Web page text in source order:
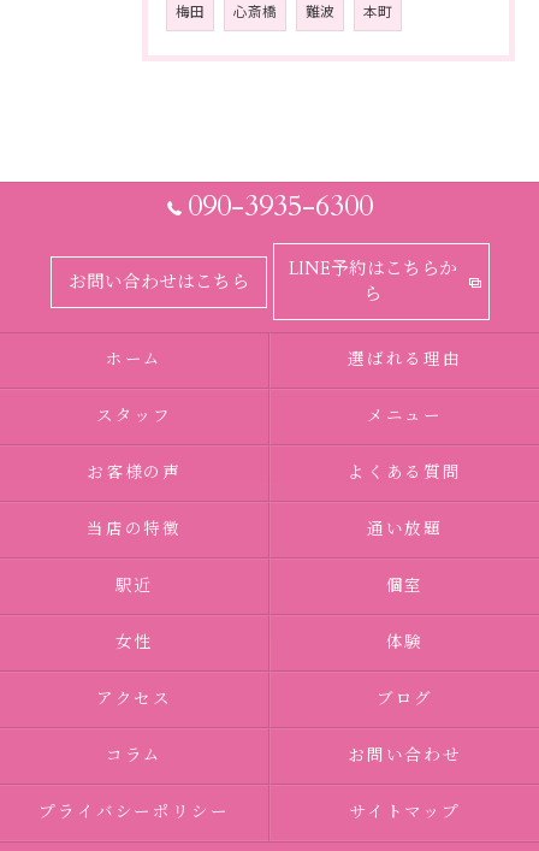
梅田 心斎橋 難波 本町
090-3935-6300
お問い合わせはこちら
LINE予約はこちらか
ら
ホーム 選ばれる理由
スタッフ メニュー
お客様の声 よくある質問
当店の特徴 通い放題
駅近 個室
女性 体験
アクセス ブログ
コラム お問い合わせ
プライバシーポリシー サイトマップ